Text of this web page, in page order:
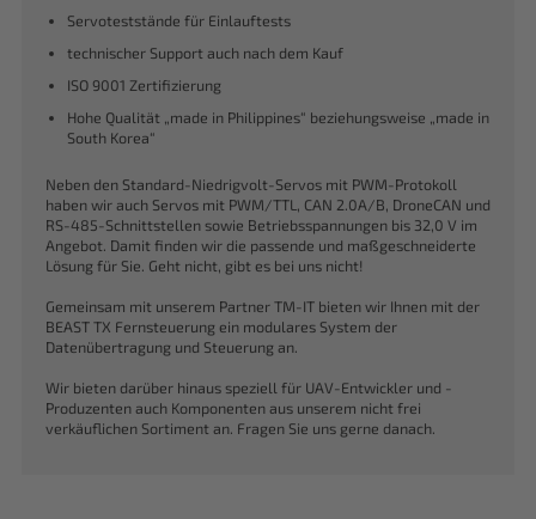
Servoteststände für Einlauftests
technischer Support auch nach dem Kauf
ISO 9001 Zertifizierung
Hohe Qualität „made in Philippines“ beziehungsweise „made in
South Korea“
Neben den Standard-Niedrigvolt-Servos mit PWM-Protokoll
haben wir auch Servos mit PWM/TTL, CAN 2.0A/B, DroneCAN und
RS-485-Schnittstellen sowie Betriebsspannungen bis 32,0 V im
Angebot. Damit finden wir die passende und maßgeschneiderte
Lösung für Sie. Geht nicht, gibt es bei uns nicht!
Gemeinsam mit unserem Partner TM-IT bieten wir Ihnen mit der
BEAST TX Fernsteuerung ein modulares System der
Datenübertragung und Steuerung an.
Wir bieten darüber hinaus speziell für UAV-Entwickler und -
Produzenten auch Komponenten aus unserem nicht frei
verkäuflichen Sortiment an. Fragen Sie uns gerne danach.